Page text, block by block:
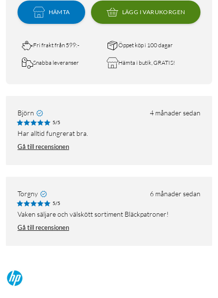
HÄMTA LÄGG I VARUKORGEN
Fri frakt från 599:- Öppet köp i 100 dagar
Snabba leveranser Hämta i butik, GRATIS!
Björn 4 månader sedan
5/5
Har alltid fungrerat bra.
Gå till recensionen
Torgny 6 månader sedan
5/5
Vaken säljare och välskött sortiment Bläckpatroner!
Gå till recensionen